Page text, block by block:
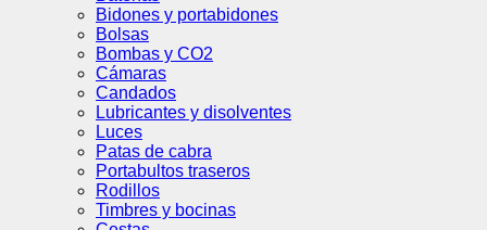
Bidones y portabidones
Bolsas
Bombas y CO2
Cámaras
Candados
Lubricantes y disolventes
Luces
Patas de cabra
Portabultos traseros
Rodillos
Timbres y bocinas